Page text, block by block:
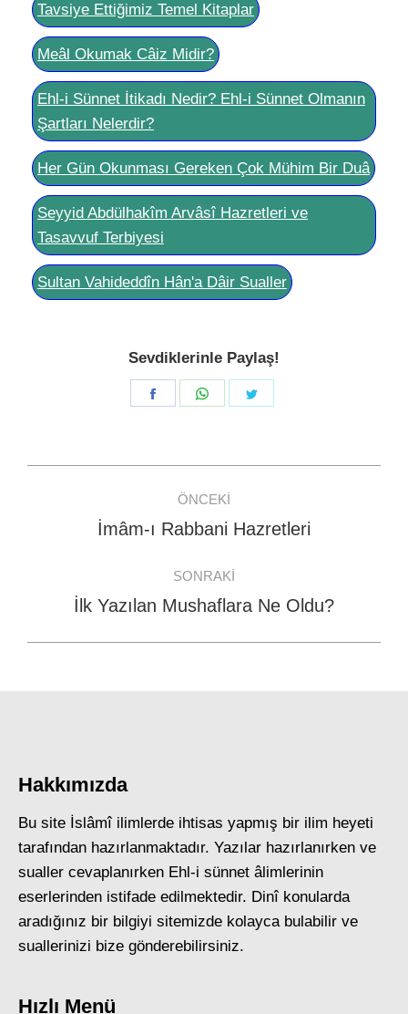
Tavsiye Ettiğimiz Temel Kitaplar
Meâl Okumak Câiz Midir?
Ehl-i Sünnet İtikadı Nedir? Ehl-i Sünnet Olmanın
Şartları Nelerdir?
Her Gün Okunması Gereken Çok Mühim Bir Duâ
Seyyid Abdülhakîm Arvâsî Hazretleri ve
Tasavvuf Terbiyesi
Sultan Vahideddîn Hân'a Dâir Sualler
Sevdiklerinle Paylaş!
Share
Share
navigation
ÖNCEKI
Previous
İmâm-ı Rabbani Hazretleri
SONRAKI
Next
İlk Yazılan Mushaflara Ne Oldu?
Hakkımızda
Bu site İslâmî ilimlerde ihtisas yapmış bir ilim heyeti
tarafından hazırlanmaktadır. Yazılar hazırlanırken ve
sualler cevaplanırken Ehl-i sünnet âlimlerinin
eserlerinden istifade edilmektedir. Dinî konularda
aradığınız bir bilgiyi sitemizde kolayca bulabilir ve
suallerinizi bize gönderebilirsiniz.
Hızlı Menü